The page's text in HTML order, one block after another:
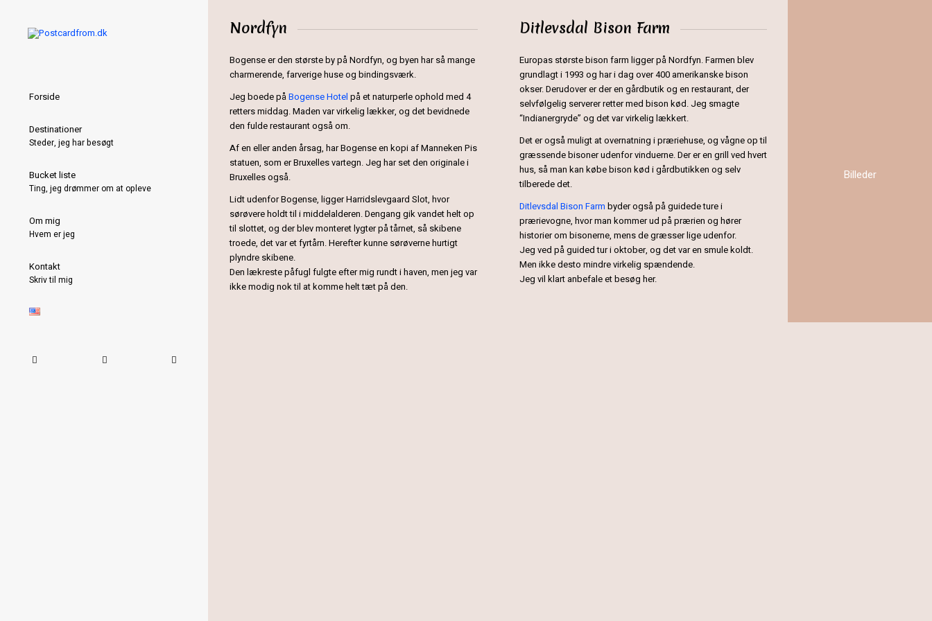
Forside
Destinationer
Steder, jeg har besøgt
Bucket liste
Ting, jeg drømmer om at opleve
Om mig
Hvem er jeg
Kontakt
Skriv til mig
Nordfyn
Bogense er den største by på Nordfyn, og byen har så mange
charmerende, farverige huse og bindingsværk.
Jeg boede påBogense Hotel på et naturperle ophold med 4
retters middag. Maden var virkelig lækker, og det bevidnede
den fulde restaurant også om.
Af en eller anden årsag, har Bogense en kopi af Manneken Pis
statuen, som er Bruxelles vartegn. Jeg har set den originale i
Bruxelles også.
Lidt udenfor Bogense, ligger Harridslevgaard Slot, hvor
sørøvere holdt til i middelalderen. Dengang gik vandet helt op
til slottet, og der blev monteret lygter på tårnet, så skibene
troede, det var et fyrtårn. Herefter kunne sørøverne hurtigt
plyndre skibene.
Den lækreste påfugl fulgte efter mig rundt i haven, men jeg var
ikke modig nok til at komme helt tæt på den.
Ditlevsdal Bison Farm
Europas største bison farm ligger på Nordfyn. Farmen blev
grundlagt i 1993 og har i dag over 400 amerikanske bison
okser. Derudover er der en gårdbutik og en restaurant, der
selvfølgelig serverer retter med bison kød. Jeg smagte
“Indianergryde” og det var virkelig lækkert.
Det er også muligt at overnatning i præriehuse, og vågne op til
græssende bisoner udenfor vinduerne. Der er en grill ved hvert
hus, så man kan købe bison kød i gårdbutikken og selv
tilberede det.
Ditlevsdal Bison Farm byder også på guidede ture i
prærievogne, hvor man kommer ud på prærien og hører
historier om bisonerne, mens de græsser lige udenfor.
Jeg ved på guided tur i oktober, og det var en smule koldt.
Men ikke desto mindre virkelig spændende.
Jeg vil klart anbefale et besøg her.
Billeder